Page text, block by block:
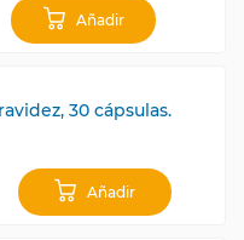
Añadir
30 cápsulas.
Añadir